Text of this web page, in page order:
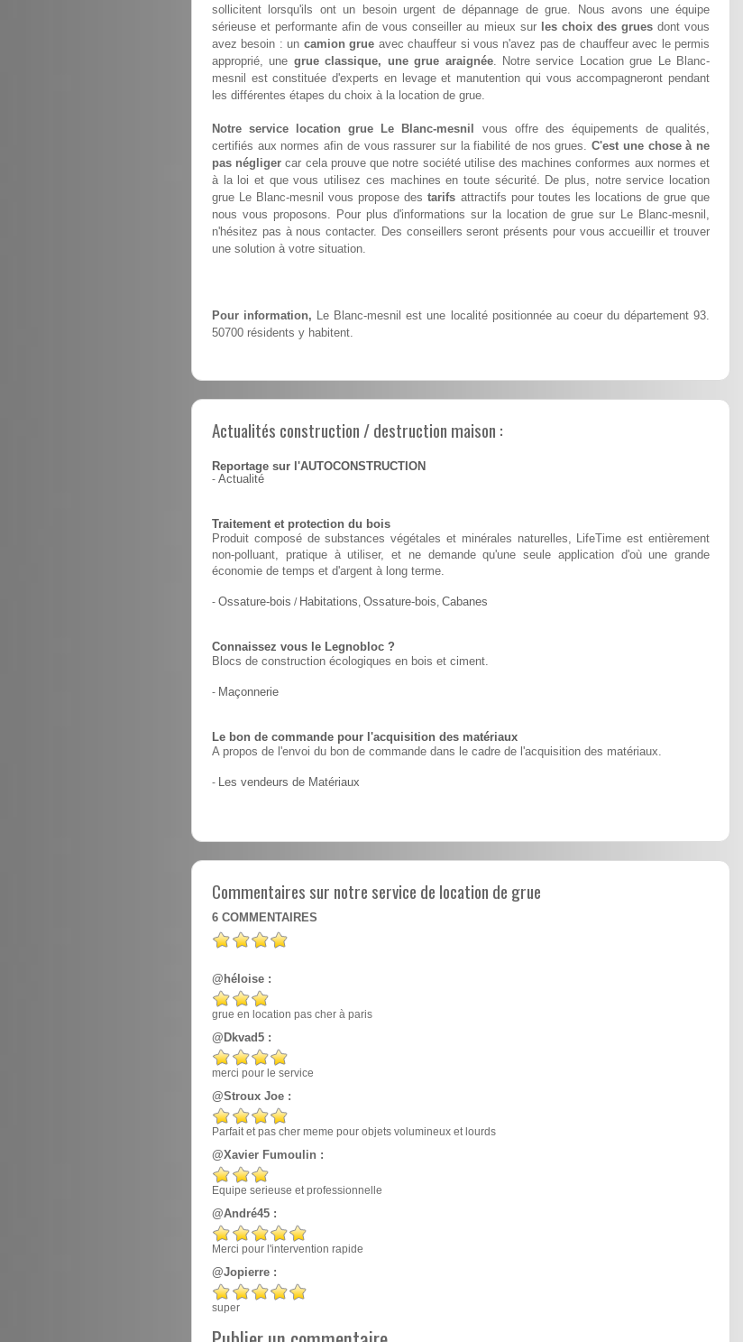
sollicitent lorsqu'ils ont un besoin urgent de dépannage de grue. Nous avons une équipe
sérieuse et performante afin de vous conseiller au mieux sur les choix des gruesdont vous
avez besoin : un camion grue avec chauffeur si vous n'avez pas de chauffeur avec le permis
approprié, une grue classique, une grue araignée. Notre service Location grue Le Blanc-
mesnil est constituée d'experts en levage et manutention qui vous accompagneront pendant
les différentes étapes du choix à la location de grue.
Notre service location grue Le Blanc-mesnil
vous offre des équipements de qualités,
certifiés aux normes afin de vous rassurer sur la fiabilité de nos grues.C'est une chose à ne
pas négliger car cela prouve que notre société utilise des machines conformes aux normes et
à la loi et que vous utilisez ces machines en toute sécurité. De plus, notre service location
grue Le Blanc-mesnil vous propose destarifs attractifs pour toutes les locations de grue que
nous vous proposons. Pour plus d'informations sur la location de grue sur Le Blanc-mesnil,
n'hésitez pas à nous contacter. Des conseillers seront présents pour vous accueillir et trouver
une solution à votre situation.
Pour information, Le Blanc-mesnil est une localité positionnée au coeur du département 93.
50700 résidents y habitent.
Actualités construction / destruction maison :
Reportage sur l'AUTOCONSTRUCTION
- Actualité
Traitement et protection du bois
Produit composé de substances végétales et minérales naturelles, LifeTime est entièrement
non-polluant, pratique à utiliser, et ne demande qu'une seule application d'où une grande
économie de temps et d'argent à long terme.
- Ossature-bois / Habitations, Ossature-bois, Cabanes
Connaissez vous le Legnobloc ?
Blocs de construction écologiques en bois et ciment.
- Maçonnerie
Le bon de commande pour l'acquisition des matériaux
A propos de l'envoi du bon de commande dans le cadre de l'acquisition des matériaux.
- Les vendeurs de Matériaux
Commentaires sur notre service de location de grue
6 COMMENTAIRES
@héloise :
grue en location pas cher à paris
@Dkvad5 :
merci pour le service
@Stroux Joe :
Parfait et pas cher meme pour objets volumineux et lourds
@Xavier Fumoulin :
Equipe serieuse et professionnelle
@André45 :
Merci pour l'intervention rapide
@Jopierre :
super